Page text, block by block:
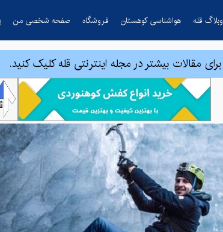
وبلاگ قله هواشناسی کوهستان فروشگاه صفحه شخصی من
برای مقالات بیشتر در مجله اینترنتی قله کلیک کنید.